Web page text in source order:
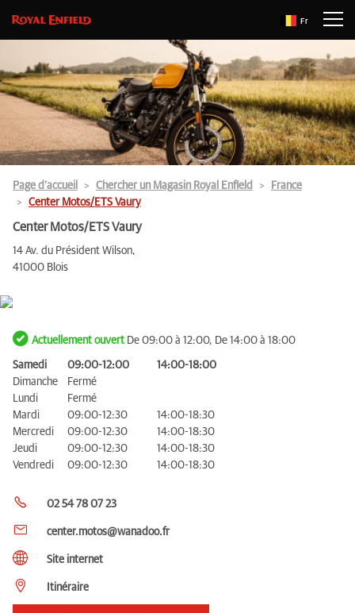
Fr
Page d’accueil Chercher un Magasin Royal Enfield
France
Center Motos/ETS Vaury
Center Motos/ETS Vaury
14 Av. du Président Wilson,
41000 Blois
Actuellement ouvert De 09:00 à 12:00, De 14:00 à 18:00
Samedi 09:00-12:00
14:00-18:00
Dimanche
Fermé
Lundi
Fermé
Mardi
09:00-12:30
14:00-18:30
Mercredi
09:00-12:30
14:00-18:30
Jeudi
09:00-12:30
14:00-18:30
Vendredi
09:00-12:30 14:00-18:30
02 54 78 07 23
center.motos@wanadoo.fr
Site internet
Itinéraire